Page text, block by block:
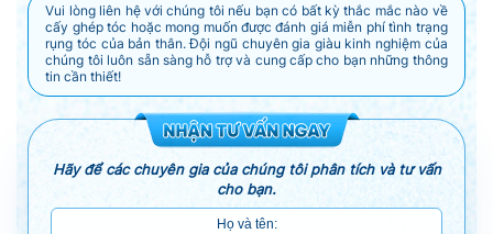
Vui lòng liên hệ với chúng tôi nếu bạn có bất kỳ thắc mắc nào về
cấy ghép tóc hoặc mong muốn được đánh giá miễn phí tình trạng
rụng tóc của bản thân. Đội ngũ chuyên gia giàu kinh nghiệm của
chúng tôi luôn sẵn sàng hỗ trợ và cung cấp cho bạn những thông
tin cần thiết!
Hãy để các chuyên gia của chúng tôi phân tích và tư vấn
cho bạn.